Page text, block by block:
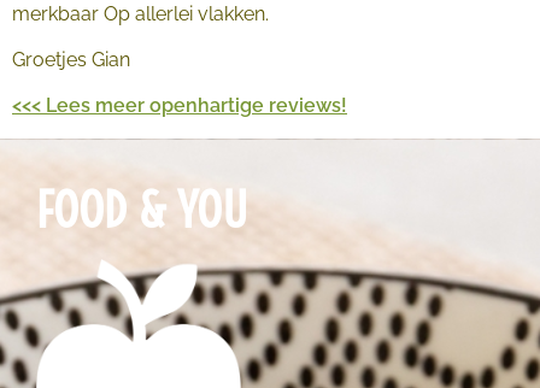
merkbaar Op allerlei vlakken.
Groetjes Gian
<<< Lees meer openhartige reviews!
FOOD & YOU